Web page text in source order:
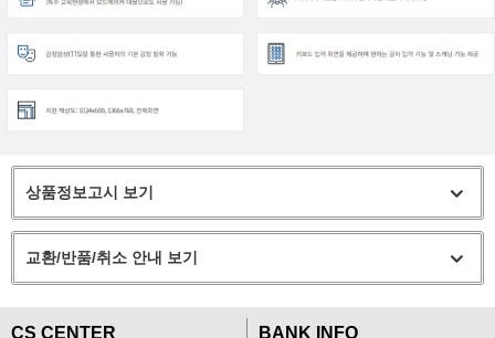
상품정보고시 보기
교환/반품/취소 안내 보기
CS CENTER BANK INFO